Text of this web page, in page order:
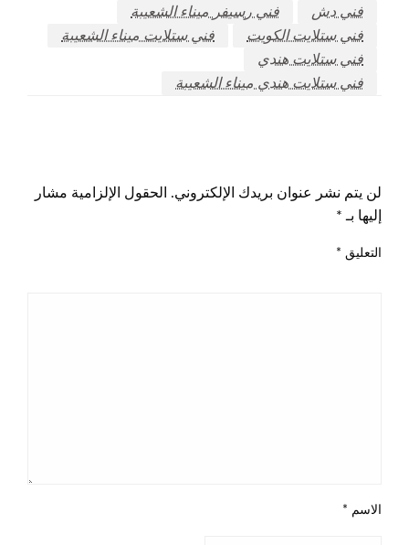
فني دش
فني رسيفر ميناء الشعيبة
فني ستلايت الكويت
فني ستلايت ميناء الشعيبة
فني ستلايت هندي
فني ستلايت هندي ميناء الشعيبة
لن يتم نشر عنوان بريدك الإلكتروني.
الحقول الإلزامية مشار
إليها بـ *
التعليق *
الاسم *